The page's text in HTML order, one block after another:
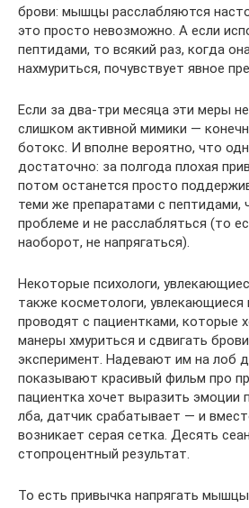
брови: мышцы расслабляются
это просто невозможно. А если
пептидами, то всякий раз, когда
нахмуриться, почувствует явное
Если за два-три месяца эти меры
слишком активной мимики —
ботокс. И вполне вероятно, что
достаточно: за полгода плохая
потом останется просто
теми же препаратами с
проблеме и не расслабляться (то
наоборот, не напрягаться).
Некоторые психологи,
также косметологи, увлекающиеся
проводят с пациентками, которые
манеры хмуриться и сдвигать
эксперимент. Надевают им на лоб
показывают красивый фильм про
пациентка хочет выразить эмоции
лба, датчик срабатывает — и
возникает серая сетка. Десять
стопроцентный результат.
То есть привычка напрягать